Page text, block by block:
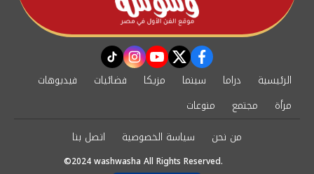
facebook
twitter
youtube
instagram
tiktok
الرئيسية دراما سينما مزيكا فضائيات
فيديوهات
مرأة
مجتمع
منوعات
من نحن
سياسة الخصوصية اتصل بنا
©2024 washwasha All Rights Reserved.